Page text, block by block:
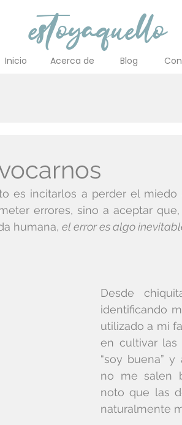
estoyaquello
Inicio Acerca de Blog
es incitarlos a perder el miedo
errores, sino a aceptar
humana, el error es algo
Desde
identificando
utilizado a mi
en cultivar las
“soy buena”
no me salen
noto que las
naturalmente